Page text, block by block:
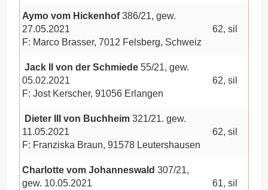
Aymo vom Hickenhof386/21, gew.
27.05.2021
F: Marco Brasser, 7012 Felsberg, Schweiz
62, sil
Jack II von der Schmiede 55/21, gew.
05.02.2021
F: Jost Kerscher, 91056 Erlangen
62, sil
Dieter III von Buchheim 321/21. gew.
11.05.2021
F: Franziska Braun, 91578 Leutershausen
62, sil
Charlotte vom Johanneswald 307/21,
gew. 10.05.2021
61, sil